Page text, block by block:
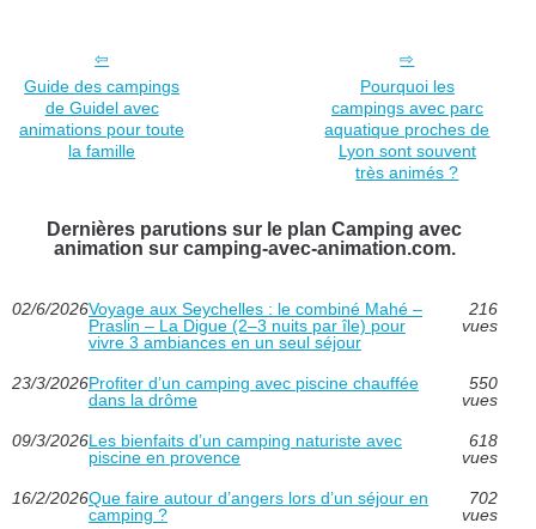
Guide des campings
de Guidel avec
animations pour toute
la famille
Pourquoi les
campings avec parc
aquatique proches de
Lyon sont souvent
très animés ?
Dernières parutions sur le plan Camping avec
animation sur camping-avec-animation.com.
02/6/2026Voyage aux Seychelles : le combiné Mahé –
Praslin – La Digue (2–3 nuits par île) pour
vivre 3 ambiances en un seul séjour
216
vues
23/3/2026Profiter d’un camping avec piscine chauffée
dans la drôme
550
vues
09/3/2026Les bienfaits d’un camping naturiste avec
piscine en provence
618
vues
16/2/2026Que faire autour d’angers lors d’un séjour en
camping ?
702
vues